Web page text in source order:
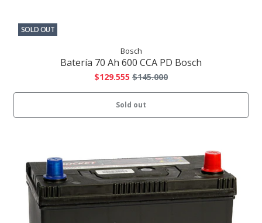
SOLD OUT
Bosch
Batería 70 Ah 600 CCA PD Bosch
$129.555 $145.000
Sold out